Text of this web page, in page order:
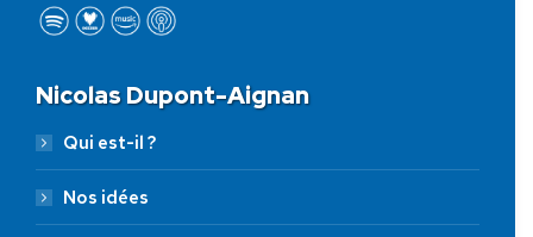
Nicolas Dupont-Aignan
Qui est-il ?
Nos idées